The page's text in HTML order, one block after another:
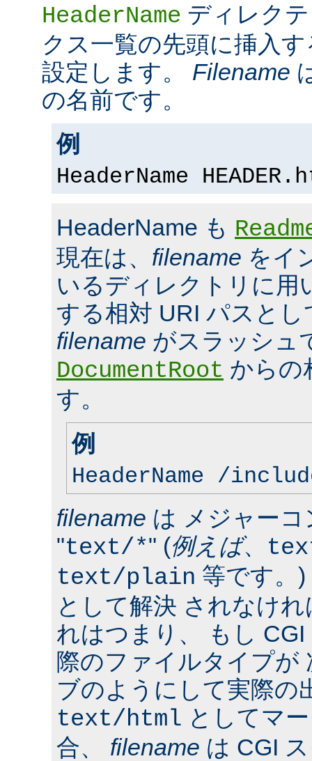
HeaderName ディレク
クス一覧の先頭に挿入
設定します。 Filename
の名前です。
例
HeaderName
HeaderName も
現在は、 filename をイ
いるディレクトリに用
する相対 URI パスと
filename がスラッシュ
DocumentRoot からの
す。
例
HeaderName /
filename は メジャー
"text/*" (例えば、
text/plain 等です。
として解決 されなけ
れはつまり、 もし
際のファイルタイプが
ブのようにして実際の
text/html としてマ
合、 filename は CGI